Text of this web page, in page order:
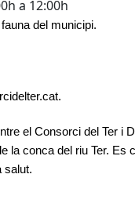
a 12:00h
del municipi.
el Consorci del Ter i
la conca del riu Ter. Es
salut.